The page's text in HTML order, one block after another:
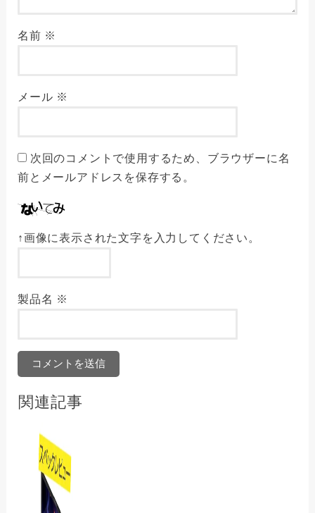
名前 ※
メール ※
次回のコメントで使用するため、ブラウザーに名
前とメールアドレスを保存する。
↑画像に表示された文字を入力してください。
製品名 ※
関連記事